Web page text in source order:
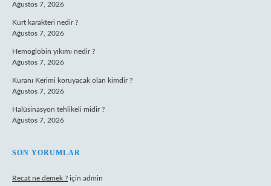
Ağustos 7, 2026
Kurt karakteri nedir ?
Ağustos 7, 2026
Hemoglobin yıkımı nedir ?
Ağustos 7, 2026
Kuranı Kerimi koruyacak olan kimdir ?
Ağustos 7, 2026
Halüsinasyon tehlikeli midir ?
Ağustos 7, 2026
SON YORUMLAR
Recat ne demek ? için admin